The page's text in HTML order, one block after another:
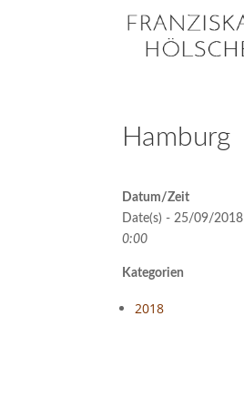
Hamburg
Datum/Zeit
Date(s) - 25/09/2018
0:00
Kategorien
2018